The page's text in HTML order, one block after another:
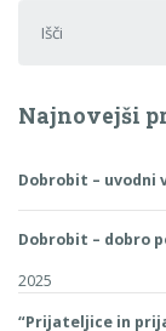
Najnovejši
Dobrobit – uvodni
Dobrobit – dobro
2025
“Prijateljice in